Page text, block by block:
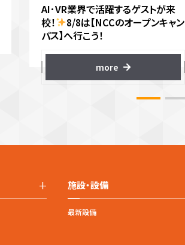
AI･VR業界で活躍するゲストが来
校！
8/8は【NCCのオープンキャン
パス】へ行こう！
more
+ 施設・設備
最新設備